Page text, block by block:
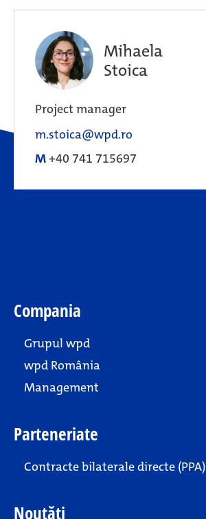
Mihaela
Stoica
Project manager
m.stoica@wpd.ro
M+40 741 715697
Compania
Grupul wpd
wpd România
Management
Parteneriate
Contracte bilaterale directe (PPA)
Noutăți